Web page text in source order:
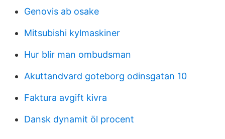
Genovis ab osake
Mitsubishi kylmaskiner
Hur blir man ombudsman
Akuttandvard goteborg odinsgatan 10
Faktura avgift kivra
Dansk dynamit öl procent